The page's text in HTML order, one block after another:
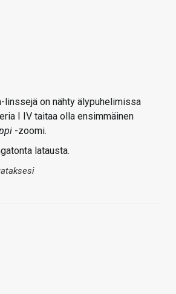
linssejä on nähty älypuhelimissa
I IV taitaa olla ensimmäinen
-zoomi.
latausta.